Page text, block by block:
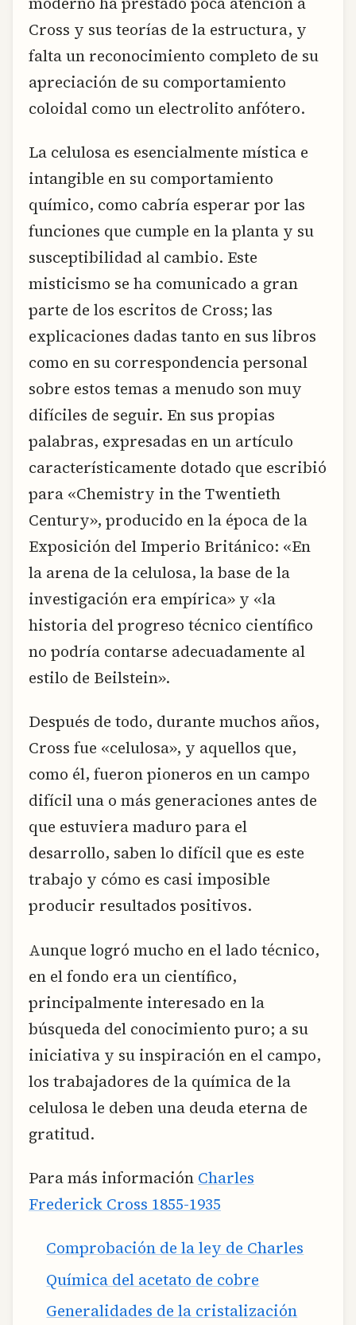
Cross y sus teorías de la estructura, y
falta un reconocimiento completo de su
apreciación de su comportamiento
coloidal como un electrolito anfótero.
La celulosa es esencialmente mística e
intangible en su comportamiento
químico, como cabría esperar por las
funciones que cumple en la planta y su
susceptibilidad al cambio. Este
misticismo se ha comunicado a gran
parte de los escritos de Cross; las
explicaciones dadas tanto en sus libros
como en su correspondencia personal
sobre estos temas a menudo son muy
difíciles de seguir. En sus propias
palabras, expresadas en un artículo
característicamente dotado que escribió
para «Chemistry in the Twentieth
Century», producido en la época de la
Exposición del Imperio Británico: «En
la arena de la celulosa, la base de la
investigación era empírica» y «la
historia del progreso técnico científico
no podría contarse adecuadamente al
estilo de Beilstein».
Después de todo, durante muchos años,
Cross fue «celulosa», y aquellos que,
como él, fueron pioneros en un campo
difícil una o más generaciones antes de
que estuviera maduro para el
desarrollo, saben lo difícil que es este
trabajo y cómo es casi imposible
producir resultados positivos.
Aunque logró mucho en el lado técnico,
en el fondo era un científico,
principalmente interesado en la
búsqueda del conocimiento puro; a su
iniciativa y su inspiración en el campo,
los trabajadores de la química de la
celulosa le deben una deuda eterna de
gratitud.
Para más información Charles
Frederick Cross 1855-1935
Comprobación de la ley de Charles
Química del acetato de cobre
Generalidades de la cristalización